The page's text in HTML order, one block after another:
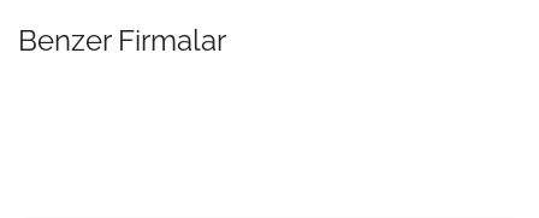
Benzer Firmalar